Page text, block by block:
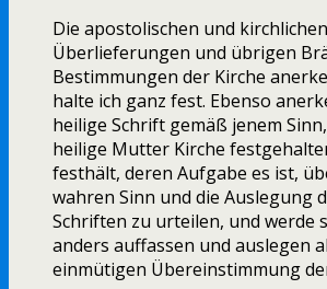
Die apostolischen und kirchlichen
Überlieferungen und übrigen
Bestimmungen der Kirche
halte ich ganz fest. Ebenso
heilige Schrift gemäß jenem
heilige Mutter Kirche
festhält, deren Aufgabe es ist,
wahren Sinn und die Auslegung
Schriften zu urteilen, und werde
anders auffassen und auslegen
einmütigen Übereinstimmung